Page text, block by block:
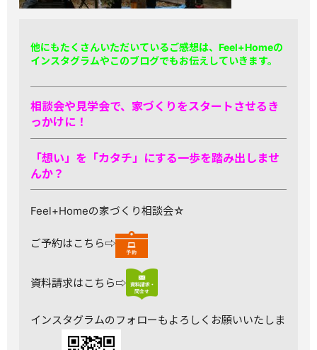
他にもたくさんいただいているご感想は、Feel+Homeの
インスタグラムやこのブログでもお伝えしていきます。
相談会や見学会で、家づくりをスタートさせるき
っかけに！
「想い」を「カタチ」にする一歩を踏み出しませ
んか？
Feel+Homeの家づくり相談会☆
ご予約はこちら⇨
資料請求はこちら⇨
インスタグラムのフォローもよろしくお願いいたしま